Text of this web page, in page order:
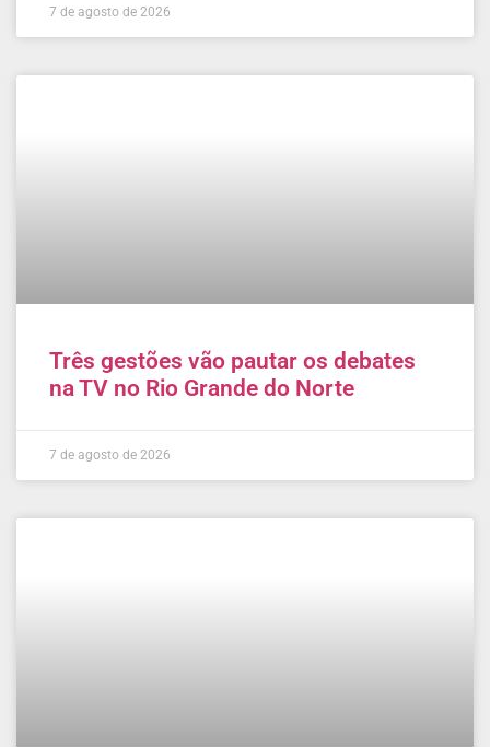
7 de agosto de 2026
Três gestões vão pautar os debates
na TV no Rio Grande do Norte
7 de agosto de 2026